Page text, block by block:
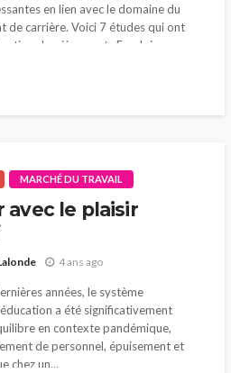
en lien avec le domaine du
de carrière. Voici 7 études qui ont
dernièrement. Emploi,
MARCHÉ DU TRAVAIL
avec le plaisir
4 ans ago
années, le système
a été significativement
en contexte pandémique,
de personnel, épuisement et
chez un...